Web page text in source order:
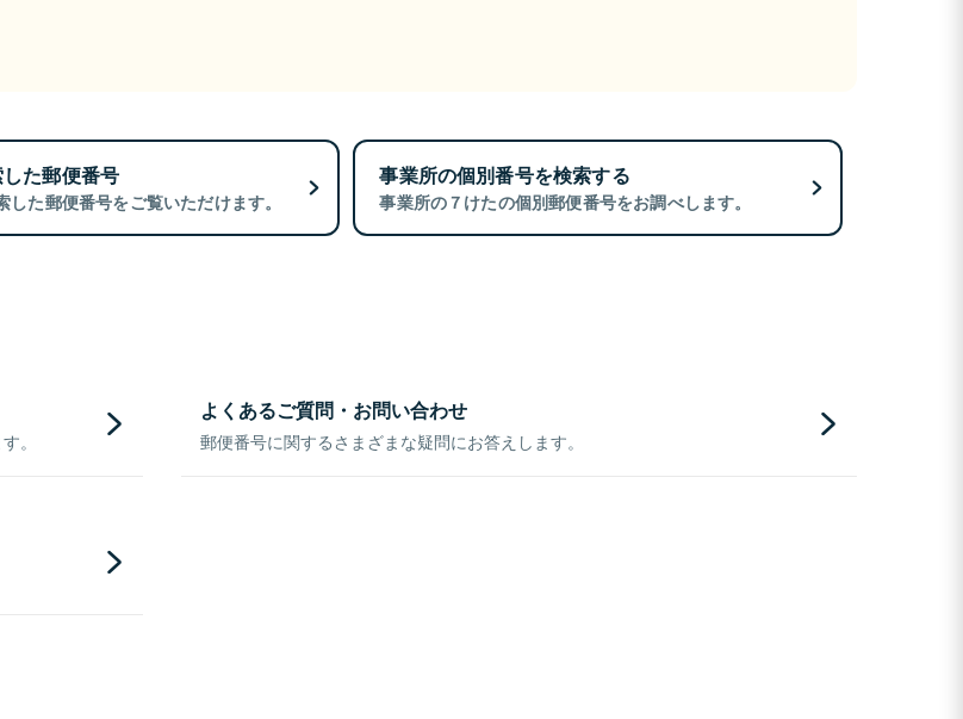
た郵便番号
した郵便番号をご覧いただけます。
事業所の個別番号を検索する
事業所の７けたの個別郵便番号をお調べします。
。
よくあるご質問・お問い合わせ
郵便番号に関するさまざまな疑問にお答えします。